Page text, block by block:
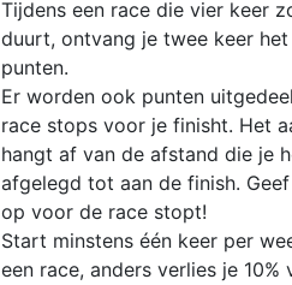
Tijdens een race die vier keer
duurt, ontvang je twee keer
punten.
Er worden ook punten
race stops voor je finisht. Het
hangt af van de afstand die je
afgelegd tot aan de finish.
op voor de race stopt!
Start minstens één keer per
een race, anders verlies je 10%